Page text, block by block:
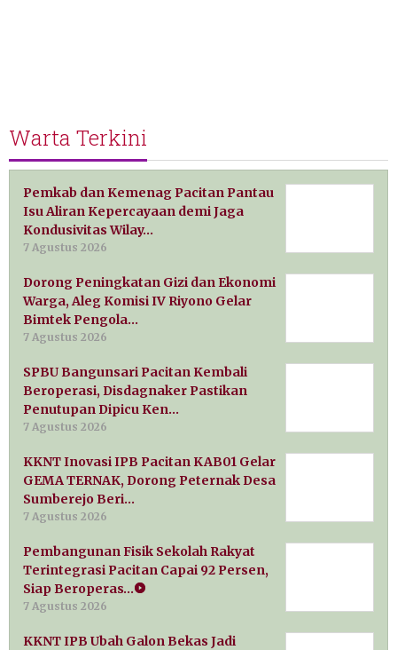
Warta Terkini
Pemkab dan Kemenag Pacitan Pantau
Isu Aliran Kepercayaan demi Jaga
Kondusivitas Wilay…
7 Agustus 2026
Dorong Peningkatan Gizi dan Ekonomi
Warga, Aleg Komisi IV Riyono Gelar
Bimtek Pengola…
7 Agustus 2026
SPBU Bangunsari Pacitan Kembali
Beroperasi, Disdagnaker Pastikan
Penutupan Dipicu Ken…
7 Agustus 2026
KKNT Inovasi IPB Pacitan KAB01 Gelar
GEMA TERNAK, Dorong Peternak Desa
Sumberejo Beri…
7 Agustus 2026
Pembangunan Fisik Sekolah Rakyat
Terintegrasi Pacitan Capai 92 Persen,
Siap Beroperas…
7 Agustus 2026
KKNT IPB Ubah Galon Bekas Jadi